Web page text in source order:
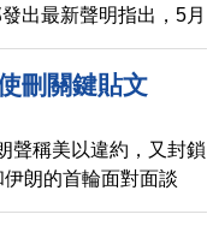
出最新聲明指出，5月
軍隊發射了多枚飛彈、
損。
刪關鍵貼文
聲稱美以違約，又封鎖
朗的首輪面對面談